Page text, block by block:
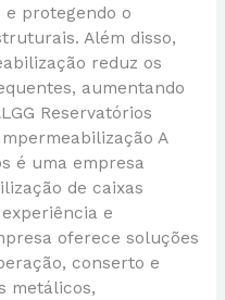
e protegendo o
Além disso,
reduz os
aumentando
Reservatórios
A
é uma empresa
de caixas
experiência e
oferece soluções
conserto e
metálicos,